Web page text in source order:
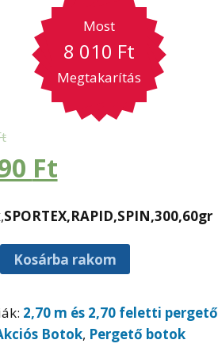
Most
8 010 Ft
Megtakarítás
Ft
,SPORTEX,RAPID,SPIN,300,60gr
Kosárba rakom
2,70 m és 2,70 feletti pergető
Botok, Pergető botok